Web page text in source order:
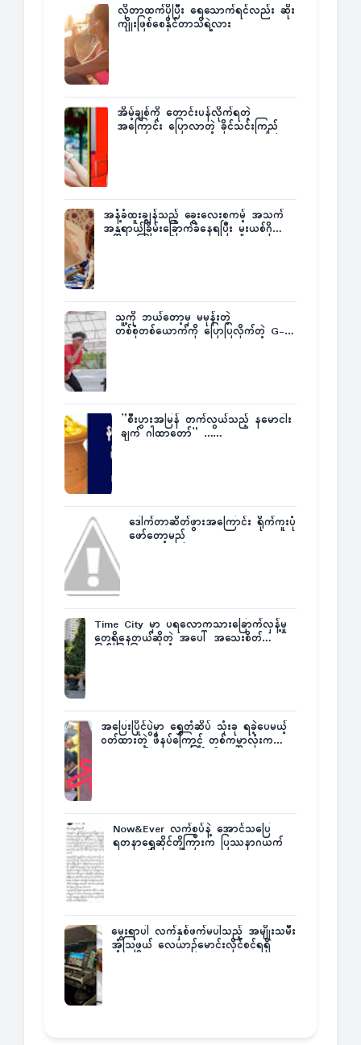
လိုတာထက်ပိုပြီး ရေသောက်ရင်လည်း ဆိုး
ကျိုးဖြစ်စေနိုင်တာသိရဲ့လား
အိမ့်ချစ်ကို တောင်းပန်လိုက်ရတဲ့
အကြောင်း ပြောလာတဲ့ ခိုင်သင်းကြည်
အနံ့ခံထူးချွန်သည့် ခွေးလေးစကမ့် အသက်
အန္တရာယ်ခြိမ်းခြောက်ခံနေရပြီး မူးယစ်ဂိုဏ်း
သူ့ကို ဘယ်တော့မှ မမုန်းတဲ့
တစ်စုံတစ်ယောက်ကို ပြောပြလိုက်တဲ့ G-
”စီးပွားအမြန် တက်လွယ်သည့် နမောငါး
ချက် ဂါထာတော်” ……
ဒေါက်တာဆိတ်ဖွားအကြောင်း ရိုက်ကူးပုံ
ဖော်တော့မည်
Time City မှာ ပရလောကသားခြောက်လှန့်မှု
တွေရှိနေတယ်ဆိုတဲ့ အပေါ် အသေးစိတ်
အပြေးပြိုင်ပွဲမှာ ရွှေတံဆိပ် သုံးခု ရခဲ့ပေမယ့်
ဝတ်ထားတဲ့ ဖိနပ်ကြောင့် တစ်ကမ္ဘာလုံးက
Now&Ever လက်စွပ်နဲ့ အောင်သပြေ
ရတနာရွှေဆိုင်တို့ကြားက ပြဿနာဂယက်
မွေးရာပါ လက်နှစ်ဖက်မပါသည့် အမျိုးသမီး
အံ့သြဖွယ် လေယာဉ်မောင်းလိုင်စင်ရရှိ